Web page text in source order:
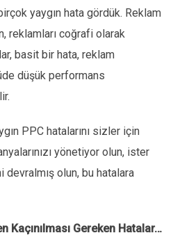
yaygın hata gördük. Reklam
reklamları coğrafi olarak
basit bir hata, reklam
düşük performans
PPC hatalarını sizler için
yönetiyor olun, ister
devralmış olun, bu hatalara
Kaçınılması Gereken Hatalar…